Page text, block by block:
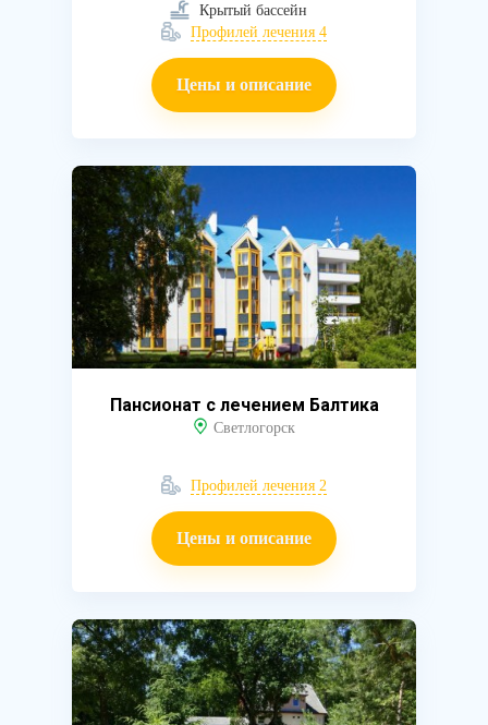
Крытый бассейн
Профилей лечения 4
Цены и описание
Пансионат с лечением Балтика
Светлогорск
Профилей лечения 2
Цены и описание